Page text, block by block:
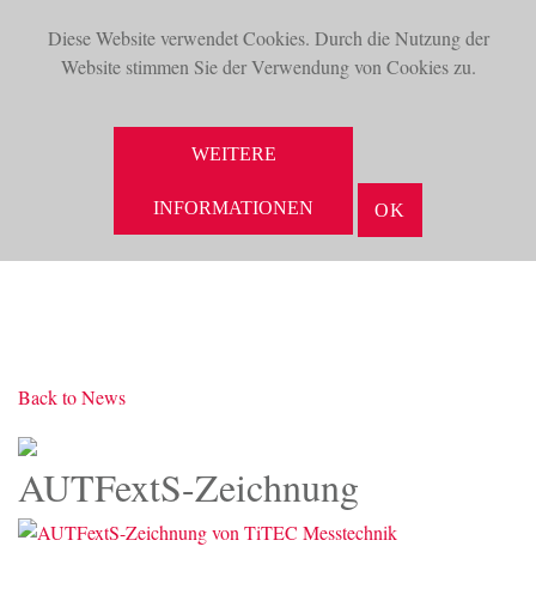
Diese Website verwendet Cookies. Durch die Nutzung der
Website stimmen Sie der Verwendung von Cookies zu.
WEITERE
INFORMATIONEN OK
Back to News
AUTFextS-Zeichnung